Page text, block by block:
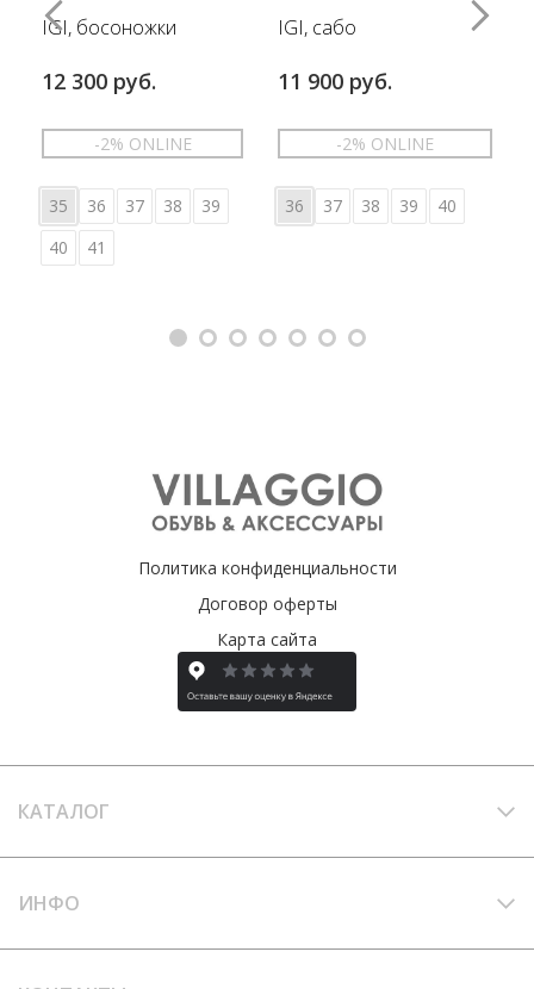
IGI, босоножки
12 300 руб.
-2% ONLINE
35 36 37 38
39
40
41
IGI, сабо
11 900 руб.
-2% ONLINE
36 37 38 39 40
Политика конфиденциальности
Договор оферты
Карта сайта
КАТАЛОГ
ИНФО